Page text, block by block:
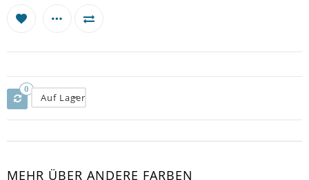
0
Auf Lager
MEHR ÜBER ANDERE FARBEN